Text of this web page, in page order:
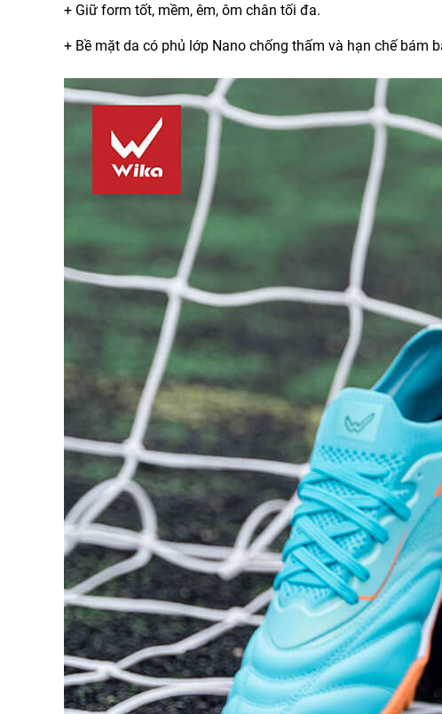
+ Giữ form tốt, mềm, êm, ôm chân tối đa.
+ Bề mặt da có phủ lớp Nano chống thấm và hạn chế bám